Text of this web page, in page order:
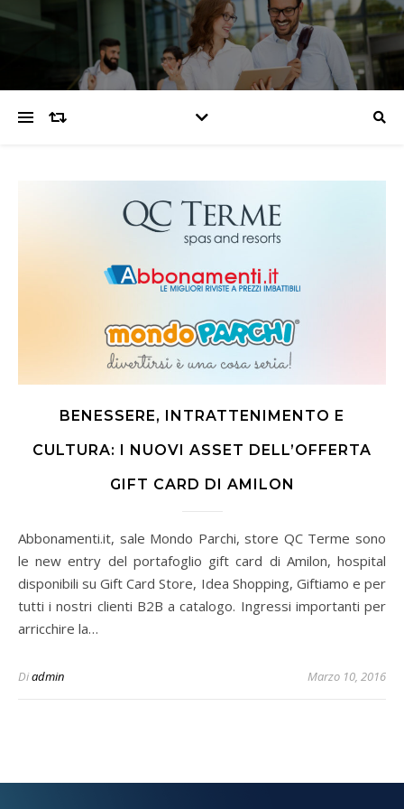
BENESSERE, INTRATTENIMENTO E
CULTURA: I NUOVI ASSET DELL’OFFERTA
GIFT CARD DI AMILON
Abbonamenti.it, sale Mondo Parchi, store QC Terme sono
le new entry del portafoglio gift card di Amilon, hospital
disponibili su Gift Card Store, Idea Shopping, Giftiamo e per
tutti i nostri clienti B2B a catalogo. Ingressi importanti per
arricchire la…
Diadmin Marzo 10, 2016